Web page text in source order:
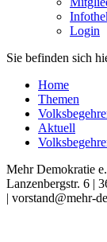
Login
Sie befinden sich
Home
Themen
Aktuell
Mehr Demokratie
Lanzenbergstr. 6 |
| vorstand@mehr-